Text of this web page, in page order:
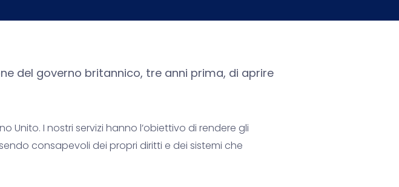
del governo britannico, tre anni prima, di aprire
I nostri servizi hanno l’obiettivo di rendere gli
consapevoli dei propri diritti e dei sistemi che